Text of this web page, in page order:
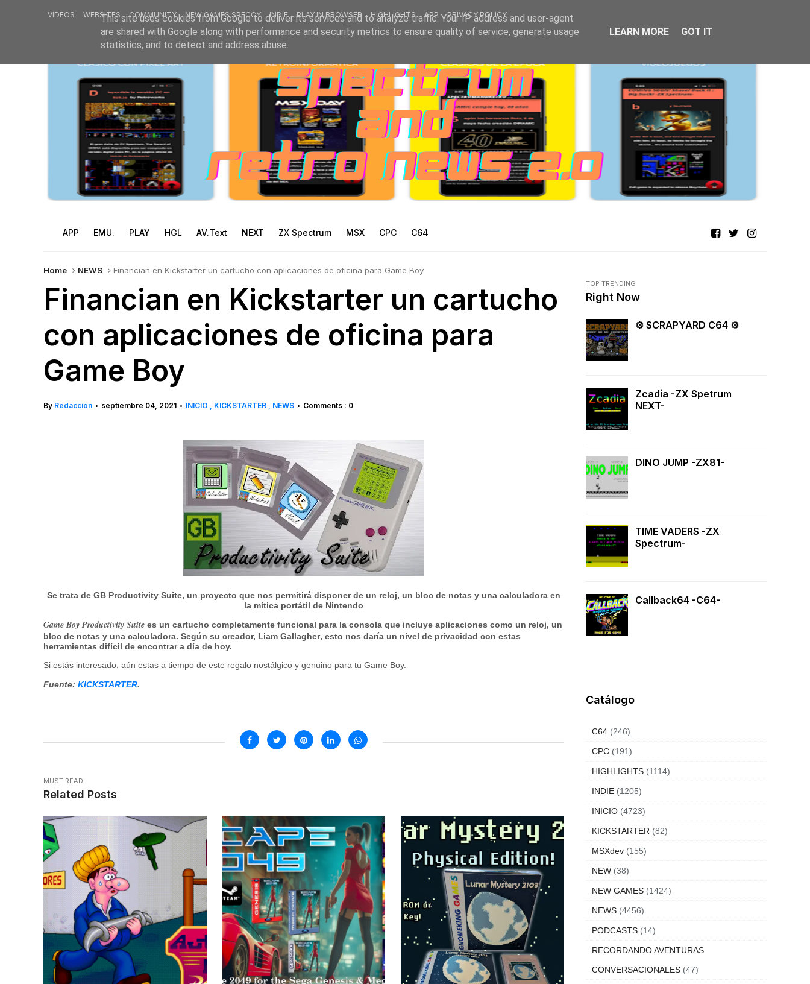
VIDEOS WEBSITES COMMUNITY NEW GAMES SPECCY INDIE PLAY IN BROWSER HIGHLIGHTS APP PRIVACY POLICY
APP EMU. PLAY HGL AV.Text NEXT ZX Spectrum MSX CPC C64
Home NEWS Financian en Kickstarter un cartucho con aplicaciones de oficina para Game Boy
Financian en Kickstarter un cartucho
con aplicaciones de oficina para
Game Boy
By Redacción • septiembre 04, 2021 • INICIO KICKSTARTER NEWS • Comments : 0
Se trata de GB Productivity Suite, un proyecto que nos permitirá disponer de un reloj, un bloc de notas y una calculadora en
la mítica portátil de Nintendo
Game Boy Productivity Suite es un cartucho completamente funcional para la consola que incluye aplicaciones como un reloj, un
bloc de notas y una calculadora. Según su creador, Liam Gallagher, esto nos daría un nivel de privacidad con estas
herramientas difícil de encontrar a día de hoy.
Si estás interesado, aún estas a tiempo de este regalo nostálgico y genuino para tu Game Boy.
Fuente: KICKSTARTER.
MUST READ
Related Posts
TOP TRENDING
Right Now
⚙ SCRAPYARD C64 ⚙
Zcadia -ZX Spetrum
NEXT-
DINO JUMP -ZX81-
TIME VADERS -ZX
Spectrum-
Callback64 -C64-
Catálogo
C64 (246)
CPC (191)
HIGHLIGHTS (1114)
INDIE (1205)
INICIO (4723)
KICKSTARTER (82)
MSXdev (155)
NEW (38)
NEW GAMES (1424)
NEWS (4456)
PODCASTS (14)
RECORDANDO AVENTURAS
CONVERSACIONALES (47)
This site uses cookies from Google to deliver its services and to analyze traffic. Your IP address and user-agent
are shared with Google along with performance and security metrics to ensure quality of service, generate usage
statistics, and to detect and address abuse.
LEARN MORE GOT IT